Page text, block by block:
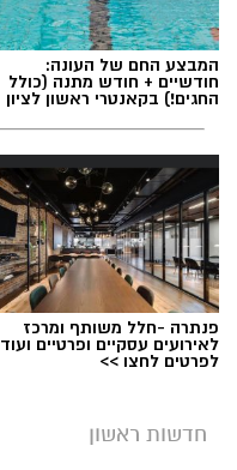
תגים:משרד הבריאות,
ההחלקות
המבצע החם של העונה:
חודשיים + חודש מתנה (כולל
החגים!) בקאנטרי ראשון לציון
פנתרה -חלל משותף ומרכז
לאירועים עסקיים ופרטיים ועוד
לפרטים לחצו >>
חדשות ראשון